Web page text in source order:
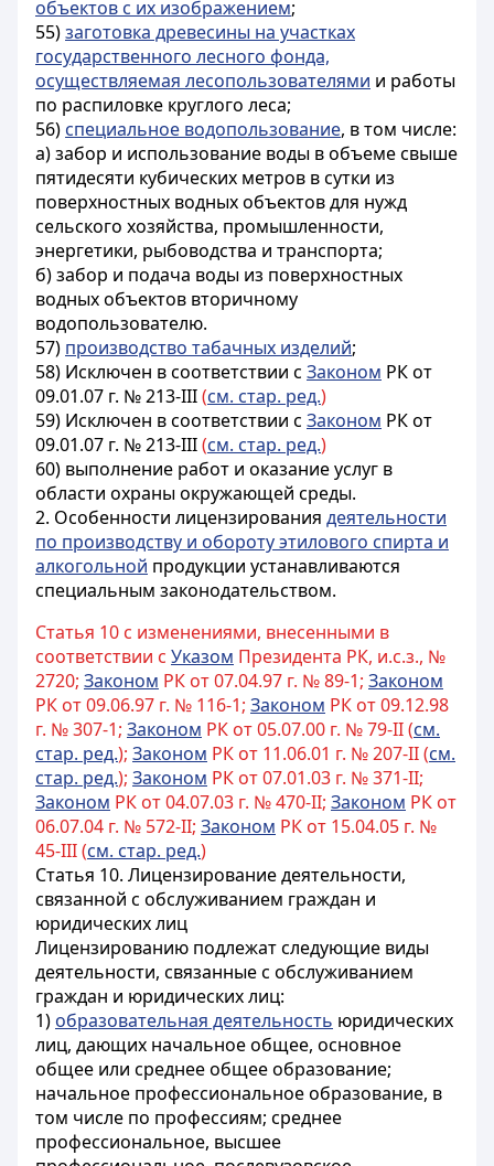
объектов с их изображением;
55)заготовка древесины на участках
государственного лесного фонда,
осуществляемая лесопользователями и работы
по распиловке круглого леса;
56) специальное водопользование, в том числе:
а) забор и использование воды в объеме свыше
пятидесяти кубических метров в сутки из
поверхностных водных объектов для нужд
сельского хозяйства, промышленности,
энергетики, рыбоводства и транспорта;
б) забор и подача воды из поверхностных
водных объектов вторичному
водопользователю.
57) производство табачных изделий;
58) Исключен в соответствии с Законом РК от
09.01.07 г. № 213-III(см. стар. ред.)
59) Исключен в соответствии с Законом РК от
09.01.07 г. № 213-III(см. стар. ред.)
60) выполнение работ и оказание услуг в
области охраны окружающей среды.
2. Особенности лицензирования деятельности
по производству и обороту этилового спирта и
алкогольной продукции устанавливаются
специальным законодательством.
Статья 10 с изменениями, внесенными в
соответствии с Указом Президента РК, и.с.з., №
2720; Законом РК от 07.04.97 г. № 89-1; Законом
РК от 09.06.97 г. № 116-1; Законом РК от 09.12.98
г. № 307-1; Законом РК от 05.07.00 г. № 79-II (см.
стар. ред.); Законом РК от 11.06.01 г. № 207-II (см.
стар. ред.); Законом РК от 07.01.03 г. № 371-II;
Законом РК от 04.07.03 г. № 470-II; Законом РК от
06.07.04 г. № 572-II; Законом РК от 15.04.05 г. №
45-III (см. стар. ред.)
Статья 10. Лицензирование деятельности,
связанной с обслуживанием граждан и
юридических лиц
Лицензированию подлежат следующие виды
деятельности, связанные с обслуживанием
граждан и юридических лиц:
1) образовательная деятельность юридических
лиц, дающих начальное общее, основное
общее или среднее общее образование;
начальное профессиональное образование, в
том числе по профессиям; среднее
профессиональное, высшее